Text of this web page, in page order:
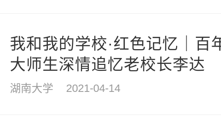
我和我的学校·红色记忆｜百
大师生深情追忆老校长李达
湖南大学 2021-04-14